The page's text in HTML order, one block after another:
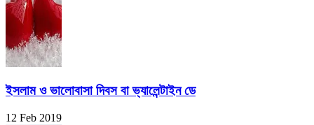
ইসলাম ও ভালোবাসা দিবস বা ভ্যালেন্টাইন ডে
12 Feb 2019